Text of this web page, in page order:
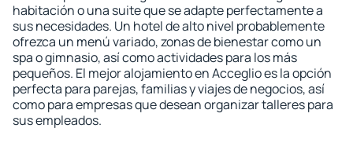
habitación o una suite que se adapte perfectamente a
sus necesidades. Un hotel de alto nivel probablemente
ofrezca un menú variado, zonas de bienestar como un
spa o gimnasio, así como actividades para los más
pequeños. El mejor alojamiento en Acceglio es la opción
perfecta para parejas, familias y viajes de negocios, así
como para empresas que desean organizar talleres para
sus empleados.